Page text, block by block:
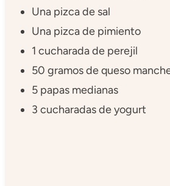
Una pizca de sal
Una pizca de pimiento
1 cucharada de perejil
50 gramos de queso
5 papas medianas
3 cucharadas de yogurt